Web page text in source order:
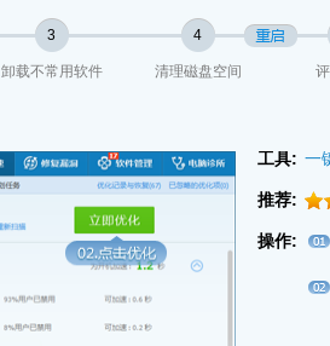
3 4
卸载不常用软件 清理磁盘空间
工具: 一
推荐:
操作: